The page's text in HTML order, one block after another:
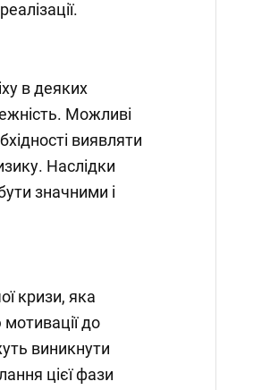
в деяких
Можливі
виявляти
Наслідки
значними і
кризи, яка
до
виникнути
цієї фази